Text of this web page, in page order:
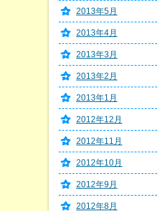
2013年5月
2013年4月
2013年3月
2013年2月
2013年1月
2012年12月
2012年11月
2012年10月
2012年9月
2012年8月